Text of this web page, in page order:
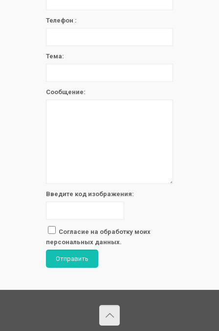
Телефон :
Тема:
Сообщение:
Введите код изображения:
Согласие на обработку моих
персональных данных.
Отправить